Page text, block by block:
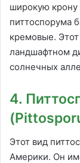
широкую крону
питтоспорума
кремовые. Этот
ландшафтном
солнечных
4.
Этот вид
Америки. Он